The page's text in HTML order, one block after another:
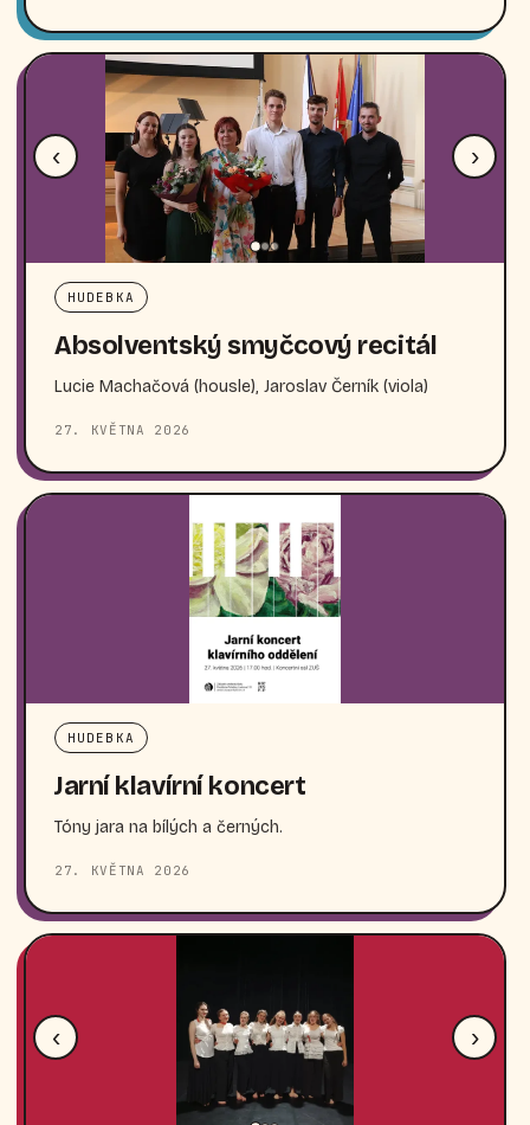
‹ ›
HUDEBKA
Absolventský smyčcový recitál
Lucie Machačová (housle), Jaroslav Černík (viola)
27. KVĚTNA 2026
HUDEBKA
Jarní klavírní koncert
Tóny jara na bílých a černých.
27. KVĚTNA 2026
‹ ›